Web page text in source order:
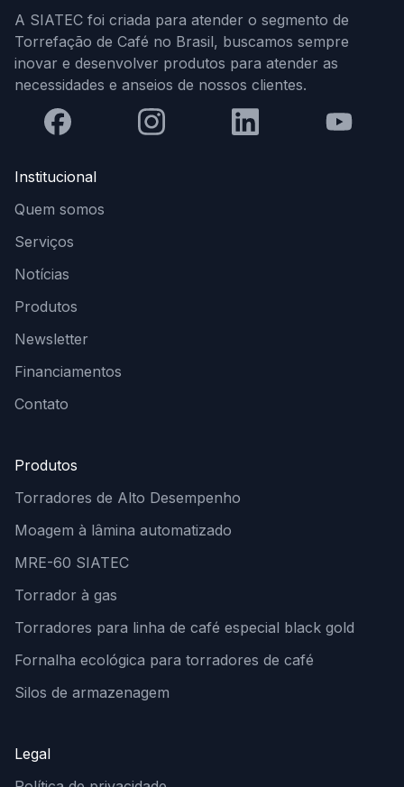
A SIATEC foi criada para atender o segmento de
Torrefação de Café no Brasil, buscamos sempre
inovar e desenvolver produtos para atender as
necessidades e anseios de nossos clientes.
Institucional
Quem somos
Serviços
Notícias
Produtos
Newsletter
Financiamentos
Contato
Produtos
Torradores de Alto Desempenho
Moagem à lâmina automatizado
MRE-60 SIATEC
Torrador à gas
Torradores para linha de café especial black gold
Fornalha ecológica para torradores de café
Silos de armazenagem
Legal